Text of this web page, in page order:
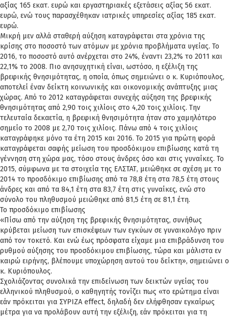
αξίας 165 εκατ. ευρώ και εργαστηριακές εξετάσεις αξίας 56 εκατ.
ευρώ, ενώ τους παρασχέθηκαν ιατρικές υπηρεσίες αξίας 185 εκατ.
ευρώ.
Μικρή μεν αλλά σταθερή αύξηση καταγράφεται στα χρόνια της
κρίσης στο ποσοστό των ατόμων με χρόνια προβλήματα υγείας. Το
2016, το ποσοστό αυτό ανέρχεται στο 24%, έναντι 23,2% το 2011 και
22,1% το 2008. Πιο ανησυχητική είναι, ωστόσο, η εξέλιξη της
βρεφικής θνησιμότητας, η οποία, όπως σημειώνει ο κ. Κυριόπουλος,
αποτελεί έναν δείκτη κοινωνικής και οικονομικής ανάπτυξης μιας
χώρας. Από το 2012 καταγράφεται συνεχής αύξηση της βρεφικής
θνησιμότητας από 2,90 τοις χιλίοις στο 4,20 τοις χιλίοις. Την
τελευταία δεκαετία, η βρεφική θνησιμότητα ήταν στο χαμηλότερο
σημείο το 2008 με 2,70 τοις χιλίοις. Πάνω από 4 τοις χιλίοις
καταγράφηκε μόνο τα έτη 2015 και 2016. Το 2015 για πρώτη φορά
καταγράφεται σαφής μείωση του προσδόκιμου επιβίωσης κατά τη
γέννηση στη χώρα μας, τόσο στους άνδρες όσο και στις γυναίκες. Το
2015, σύμφωνα με τα στοιχεία της ΕΛΣΤΑΤ, μειώθηκε σε σχέση με το
2014 το προσδόκιμο επιβίωσης από τα 78,8 έτη στα 78,5 έτη στους
άνδρες και από τα 84,1 έτη στα 83,7 έτη στις γυναίκες, ενώ στο
σύνολο του πληθυσμού μειώθηκε από 81,5 έτη σε 81,1 έτη.
Το προσδόκιμο επιβίωσης
«Πίσω από την αύξηση της βρεφικής θνησιμότητας, συνήθως
κρύβεται μείωση των επισκέψεων των εγκύων σε γυναικολόγο πριν
από τον τοκετό. Και ενώ έως πρόσφατα είχαμε μια επιβράδυνση του
ρυθμού αύξησης του προσδόκιμου επιβίωσης, τώρα και μάλιστα εν
καιρώ ειρήνης, βλέπουμε υποχώρηση αυτού του δείκτη», σημειώνει ο
κ. Κυριόπουλος.
Σχολιάζοντας συνολικά την επιδείνωση των δεικτών υγείας του
ελληνικού πληθυσμού, ο καθηγητής τονίζει πως «το ερώτημα είναι
εάν πρόκειται για ΣΥΡΙΖΑ effect, δηλαδή δεν ελήφθησαν εγκαίρως
μέτρα για να προλάβουν αυτή την εξέλιξη, εάν πρόκειται για τη